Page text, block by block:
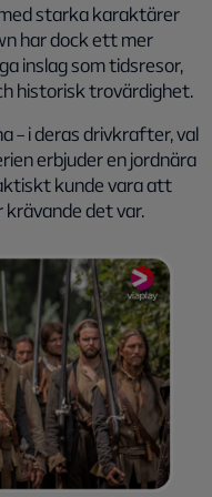
starka karaktärer
har dock ett mer
inslag som tidsresor,
historisk trovärdighet.
– i deras drivkrafter, val
erbjuder en jordnära
kunde vara att
krävande det var.